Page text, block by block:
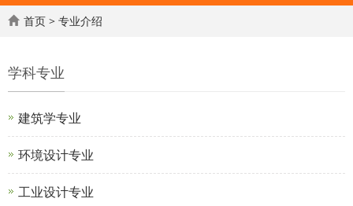
首页 > 专业介绍
学科专业
建筑学专业
环境设计专业
工业设计专业